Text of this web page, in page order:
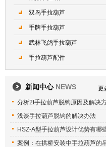
双鸟手拉葫芦
手牌手拉葫芦
武林飞鸽手拉葫芦
手拉葫芦配件
新闻中心 NEWS
更
分析2t手拉葫芦脱钩原因及解决
浅谈手拉葫芦脱钩的解决办法
HSZ-A型手拉葫芦设计优势有哪
案例：在拱桥安装中手拉葫芦的